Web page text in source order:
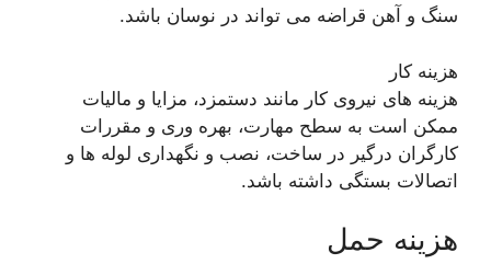
سنگ و آهن قراضه می تواند در نوسان باشد.
هزینه کار
هزینه های نیروی کار مانند دستمزد، مزایا و مالیات
ممکن است به سطح مهارت، بهره وری و مقررات
کارگران درگیر در ساخت، نصب و نگهداری لوله ها و
اتصالات بستگی داشته باشد.
هزینه حمل